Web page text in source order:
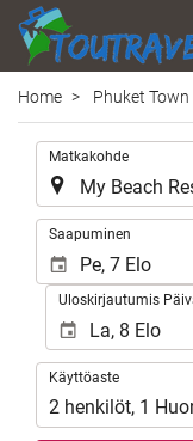
Home Phuket Town
Matkakohde
Saapuminen
Uloskirjautumis
Käyttöaste
Käyttöaste
2 henkilöt, 1